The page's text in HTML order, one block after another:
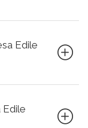
Edile
Edile